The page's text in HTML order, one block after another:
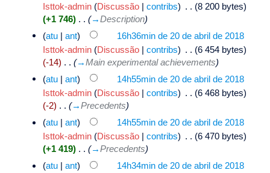
Isttok-admin (Discussão |contribs) . . (8 200 bytes)
(+1 746) . . (→Description)
(atu |ant)
16h36min de 20 de abril de 2018
Isttok-admin (Discussão |contribs) . . (6 454 bytes)
(-14) . . (→Main experimental achievements)
(atu |ant)
14h55min de 20 de abril de 2018
Isttok-admin (Discussão |contribs) . . (6 468 bytes)
(-2) . . (→Precedents)
(atu |ant)
14h55min de 20 de abril de 2018
Isttok-admin (Discussão |contribs) . . (6 470 bytes)
(+1 419) . . (→Precedents)
(atu |ant)
14h34min de 20 de abril de 2018